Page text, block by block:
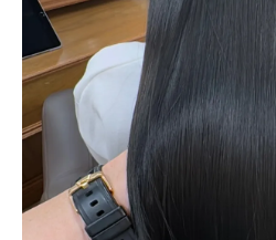
美容室施術ならでは
ト
ハイライトカラーの
美容室で知るハイラ
美容室の知識で欠点
ハイライトの持ち期間と